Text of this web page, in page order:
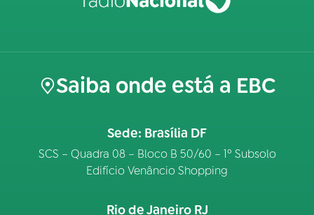
Saiba onde está a EBC
Sede: Brasília DF
SCS – Quadra 08 – Bloco B 50/60 – 1º Subsolo
Edifício Venâncio Shopping
Rio de Janeiro RJ